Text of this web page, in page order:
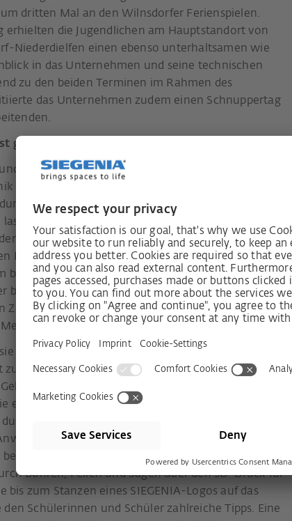
dritten Mal an den Wilnsdorfer Ferienspielen.
erhielten die Jugendlichen am Hauptstandort von
Niederdielfen einen ebenso unterhaltsamen wie
in das Unternehmen und seine technischen
zu den beiden Terminen im Rahmen des
das Unternehmen zudem einen Schnuppertag
gemacht
Jugendliche nutzten die Gelegenheit, spielerisch
einzutauchen und dabei erste Anhaltspunkte für
zu erhalten. Hierzu hatte sich SIEGENIA etwas
Herzstück des Aktionstags war der Bau eines
„Dass die Schülerinnen und Schüler mit echten,
Edelstahl-Originalbauteilen aus unserer Fertigung
bei ihnen gut an“, schildert Sven Wiechmann,
bei SIEGENIA. „Ebenso wichtig war es uns, mit
Zeichen für Nachhaltigkeit zu setzen. Auch das
auf Anklang.“
dabei von den technischen Azubis, die ihnen mit
zur Seite standen. Erstmals erhielten sie im Rahmen
die Teilnehmenden eigenständig zu
einzelnen Stationen hinweg anzuleiten. So führten
die einzelnen Produktionsschritte,
der Maschinen und sorgten für Spaß und
der Umsetzung. Von der klassischen manuellen
Bohren, Feilen und Sägen über den 3D-Druck für
bis zum Stanzen eines SIEGENIA-Logos auf das
Schülerinnen und Schüler zahlreiche Tipps. Eine